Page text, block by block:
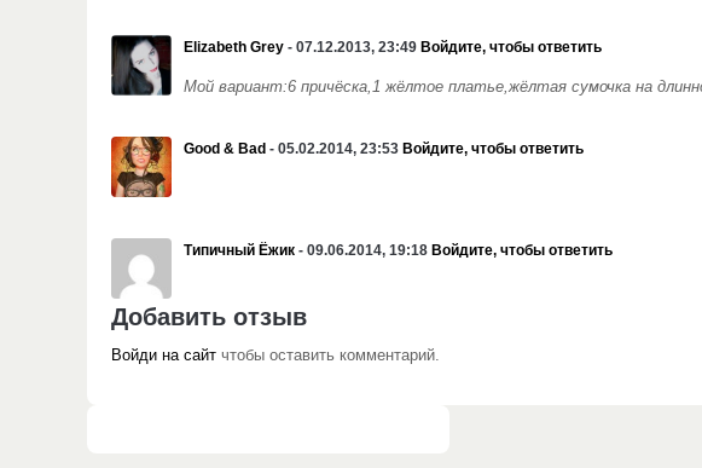
Elizabeth Grey - 07.12.2013, 23:49 Войдите, чтобы ответить
Мой вариант:6 причёска,1 жёлтое платье,жёлтая сумочка на
Good & Bad - 05.02.2014, 23:53 Войдите, чтобы ответить
Типичный Ёжик - 09.06.2014, 19:18 Войдите, чтобы ответить
Добавить отзыв
Войди на сайт чтобы оставить комментарий.